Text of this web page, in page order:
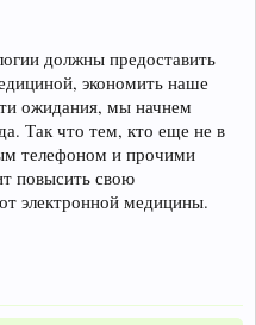
должны предоставить
экономить наше
ожидания, мы начнем
Так что тем, кто еще не в
телефоном и прочими
повысить свою
электронной медицины.